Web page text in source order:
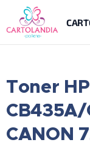
Toner HP
CANON